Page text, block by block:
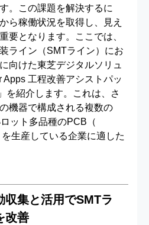
。この課題を解決するに
ら稼働状況を取得し、見え
要となります。ここでは、
ライン（SMTライン）にお
向けた東芝デジタルソリュ
Apps 工程改善アシストパッ
を紹介します。これは、さ
機器で構成される複数の
ット多品種のPCB（
生産している企業に適した
収集と活用でSMTラ
改善